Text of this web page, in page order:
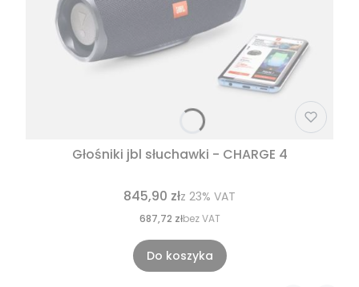
Głośniki jbl słuchawki - CHARGE 4
845,90 złz 23% VAT
687,72 złbez VAT
Do koszyka